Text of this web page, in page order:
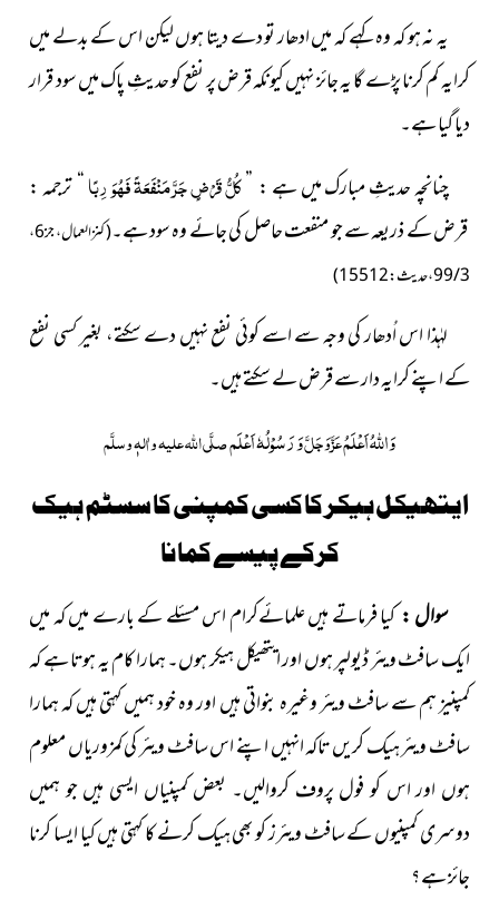
یہ نہ ہو کہ وہ کہے کہ میں ادھار تو دے دیتا ہوں لیکن اس کے بدلے میں
کرایہ کم کرنا پڑے گا یہ جائز نہیں کیونکہ قرض پر نفع کو حدیثِ پاک میں سود قرار
دیا گیا ہے۔
چنانچہ حدیثِ مبارک میں ہے : ”کُلُّ قَرْضٍ جَرَّ مَنْفَعَۃً فَھُوَ رِبًا“ ترجمہ :
قرض کے ذریعہ سے جو منفعت حاصل کی جائے وہ سود ہے۔
( کنز العمال، جز6،
3 / 99،حدیث : 15512 )
لہٰذا اس اُدھار کی وجہ سے اسے کوئی نفع نہیں دے سکتے، بغیر کسی نفع
کے اپنے کرایہ دار سے قرض لے سکتے ہیں۔
وَاللہُ اَعْلَمُعَزَّوَجَلَّوَ رَسُوْلُہٗ اَعْلَمصلَّی اللہ علیہ واٰلہٖ وسلَّم
ایتھیکل ہیکر کا کسی کمپنی کا سسٹم ہیک
کرکے پیسے کمانا
سوال :کیا فرماتے ہیں علمائےکرام اس مسئلے کے بارے میں کہ میں
ایک سافٹ ویئر ڈیولپر ہوں اور ایتھیکل ہیکر ہوں۔ ہمارا کام یہ ہوتا ہے کہ
کمپنیز ہم سے سافٹ ویئر وغیرہ بنواتی ہیں اور وہ خود ہمیں کہتی ہیں کہ ہمارا
سافٹ ویئر ہیک کریں تاکہ انہیں اپنے اس سافٹ ویئر کی کمزوریاں معلوم
ہوں اور اس کو فول پروف کروالیں۔ بعض کمپنیاں ایسی ہیں جو ہمیں
دوسری کمپنیوں کے سافٹ ویئرز کو بھی ہیک کرنے کا کہتی ہیں کیا ایسا کرنا
جائز ہے ؟